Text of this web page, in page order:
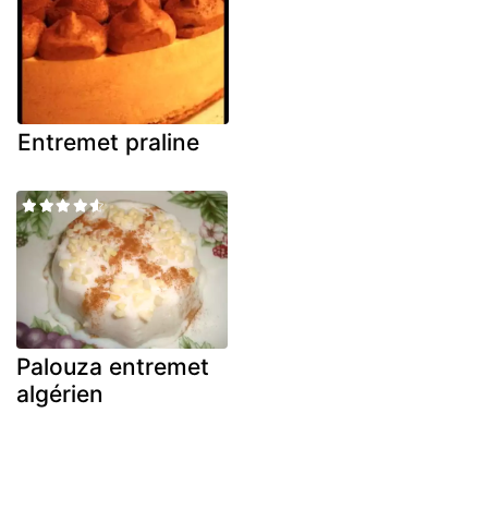
Entremet praline
Palouza entremet
algérien